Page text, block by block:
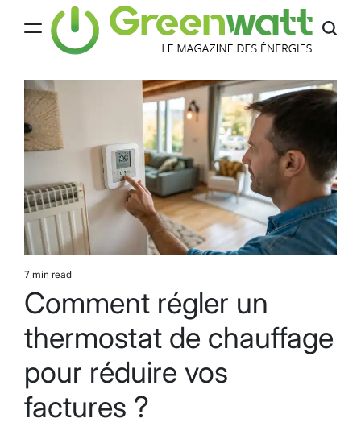
Estimated
read
time
7 min read
Comment régler un
thermostat de chauffage
pour réduire vos
factures ?